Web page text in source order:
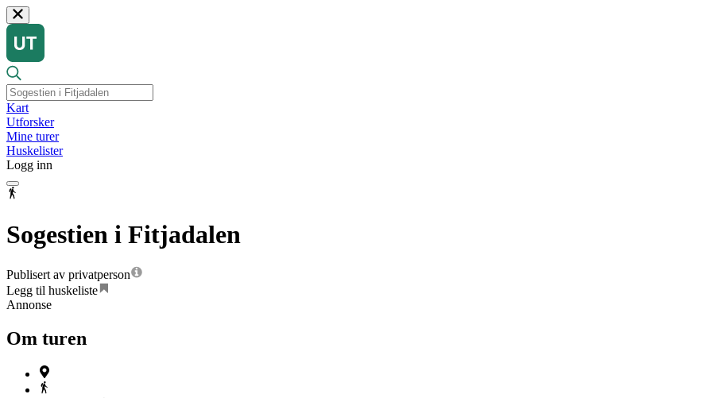
Kart
Utforsker
Mine turer
Huskelister
Logg inn
Sogestien i Fitjadalen
Publisert av privatperson
Legg til huskeliste
Annonse
Om turen